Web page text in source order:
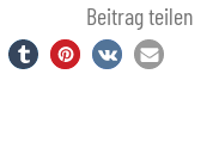
Beitrag teilen